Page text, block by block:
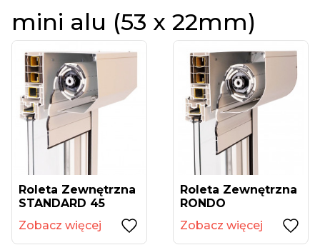
mini alu (53 x 22mm)
Roleta Zewnętrzna
STANDARD 45
Zobacz więcej
Roleta Zewnętrzna
RONDO
Zobacz więcej